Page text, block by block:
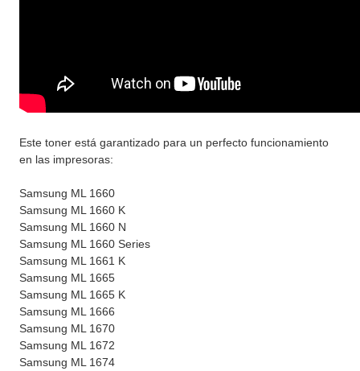
Este toner está garantizado para un perfecto funcionamiento
en las impresoras:
Samsung ML 1660
Samsung ML 1660 K
Samsung ML 1660 N
Samsung ML 1660 Series
Samsung ML 1661 K
Samsung ML 1665
Samsung ML 1665 K
Samsung ML 1666
Samsung ML 1670
Samsung ML 1672
Samsung ML 1674